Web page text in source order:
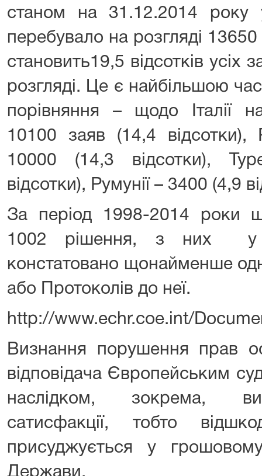
станом на 31.12.2014 року
перебувало на розгляді
становить19,5 відсотків
розгляді. Це є найбільшою
порівняння – щодо Італії
10100 заяв (14,4 відсотки),
10000 (14,3 відсотки),
відсотки), Румунії – 3400 (4,9
За період 1998-2014 роки
1002 рішення, з них у
констатовано щонайменше
або Протоколів до неї.
http://www.echr.coe.int/
Визнання порушення прав
відповідача Європейським
наслідком, зокрема,
сатисфакції, тобто
присуджується у
Держави.